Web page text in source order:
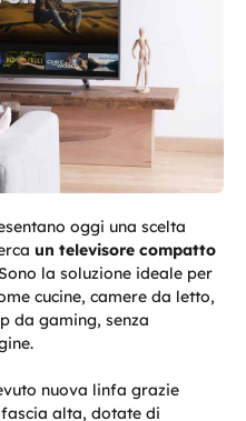
oggi una scelta
un televisore compatto
la soluzione ideale per
cucine, camere da letto,
da gaming, senza
nuova linfa grazie
alta, dotate di